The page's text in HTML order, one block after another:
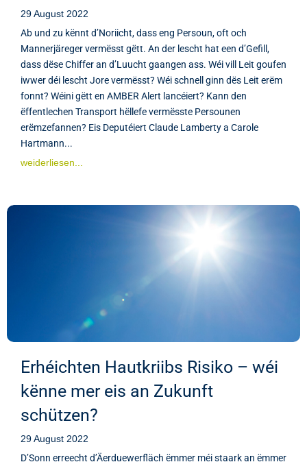
29 August 2022
Ab und zu kënnt d’Noriicht, dass eng Persoun, oft och
Mannerjäreger vermësst gëtt. An der lescht hat een d’Gefill,
dass dëse Chiffer an d’Luucht gaangen ass. Wéi vill Leit goufen
iwwer déi lescht Jore vermësst? Wéi schnell ginn dës Leit erëm
fonnt? Wéini gëtt en AMBER Alert lancéiert? Kann den
ëffentlechen Transport hëllefe vermësste Persounen
erëmzefannen? Eis Deputéiert Claude Lamberty a Carole
Hartmann...
weiderliesen...
Erhéichten Hautkriibs Risiko – wéi
kënne mer eis an Zukunft
schützen?
29 August 2022
D’Sonn erreecht d’Äerduewerfläch ëmmer méi staark an ëmmer